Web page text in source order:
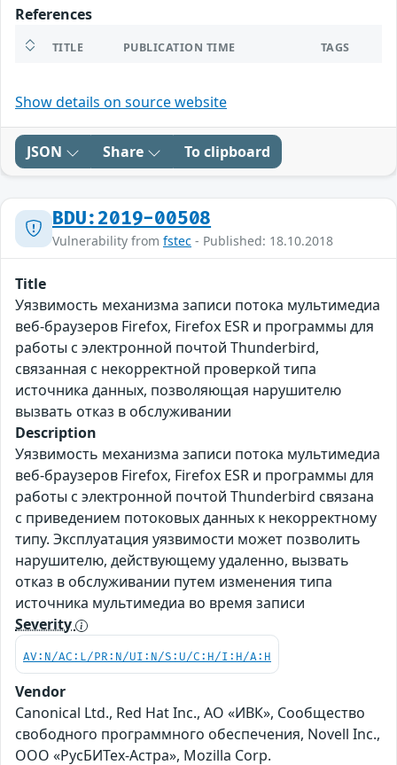
References
TITLE PUBLICATION TIME TAGS
Show details on source website
JSON Share To clipboard
BDU:2019-00508
Vulnerability from fstec - Published: 18.10.2018
Title
Уязвимость механизма записи потока мультимедиа
веб-браузеров Firefox, Firefox ESR и программы для
работы с электронной почтой Thunderbird,
связанная с некорректной проверкой типа
источника данных, позволяющая нарушителю
вызвать отказ в обслуживании
Description
Уязвимость механизма записи потока мультимедиа
веб-браузеров Firefox, Firefox ESR и программы для
работы с электронной почтой Thunderbird связана
с приведением потоковых данных к некорректному
типу. Эксплуатация уязвимости может позволить
нарушителю, действующему удаленно, вызвать
отказ в обслуживании путем изменения типа
источника мультимедиа во время записи
Severity
AV:N/AC:L/PR:N/UI:N/S:U/C:H/I:H/A:H
Vendor
Canonical Ltd., Red Hat Inc., АО «ИВК», Сообщество
свободного программного обеспечения, Novell Inc.,
ООО «РусБИТех-Астра», Mozilla Corp.